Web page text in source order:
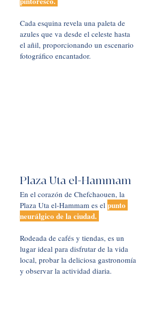
Cada esquina revela una paleta de
azules que va desde el celeste hasta
el añil, proporcionando un escenario
fotográfico encantador.
Plaza Uta el-Hammam
En el corazón de Chefchaouen, la
Plaza Uta el-Hammam es el punto
neurálgico de la ciudad.
Rodeada de cafés y tiendas, es un
lugar ideal para disfrutar de la vida
local, probar la deliciosa gastronomía
y observar la actividad diaria.